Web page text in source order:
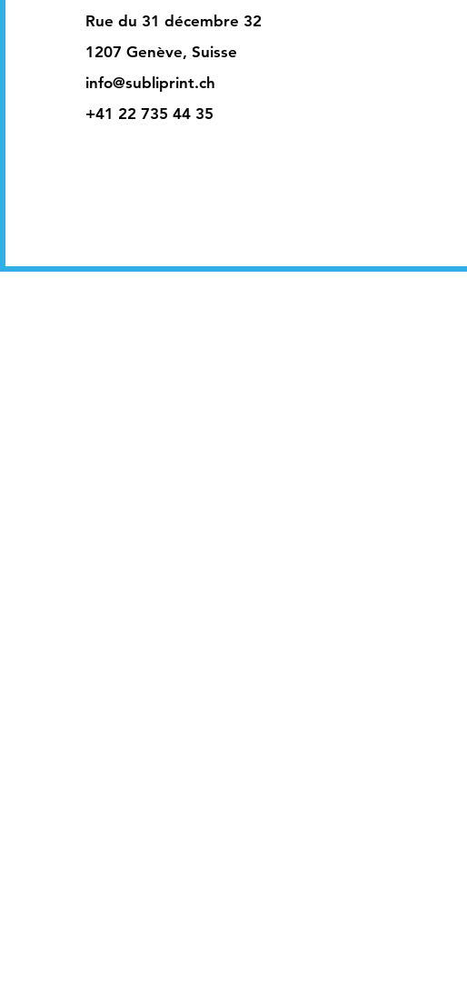
Rue du 31 décembre 32
1207 Genève, Suisse
info@subliprint.ch
+41 22 735 44 35